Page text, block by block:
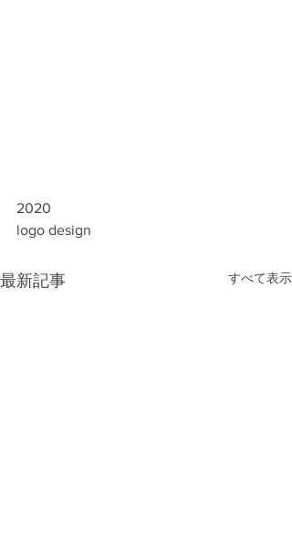
2020
logo design
最新記事 すべて表示